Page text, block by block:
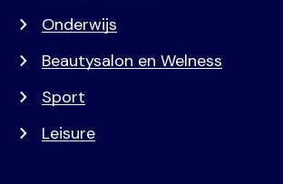
Onderwijs
Beautysalon en Welness
Sport
Leisure